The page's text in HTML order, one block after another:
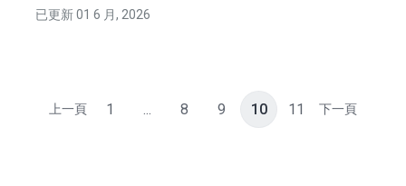
已更新 01 6 月, 2026
上一頁 1 ... 8 9 10 11 下一頁